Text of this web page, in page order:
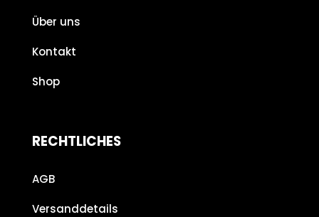
Über uns
Kontakt
Shop
RECHTLICHES
AGB
Versanddetails